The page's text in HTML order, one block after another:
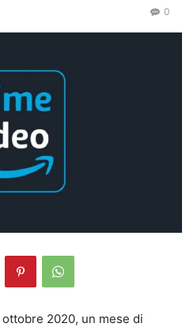
0
ottobre 2020, un mese di